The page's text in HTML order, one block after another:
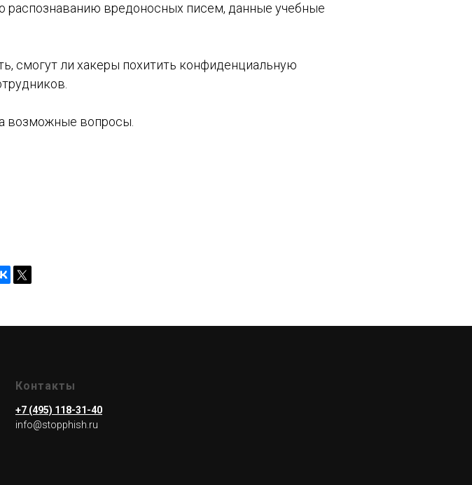
распознаванию вредоносных писем, данные учебные
смогут ли хакеры похитить конфиденциальную
возможные вопросы.
Контакты
+7 (495) 118-31-40
info@stopphish.ru